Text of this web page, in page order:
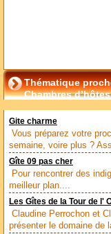
Thématique
Chambres
Gite charme
Vous préparez votre
semaine, voire plus ?
Gîte 09 pas cher
Pour rencontrer des
meilleur plan....
Les Gîtes de la Tour de l'
Claudine Perrochon et
présenter le domaine de